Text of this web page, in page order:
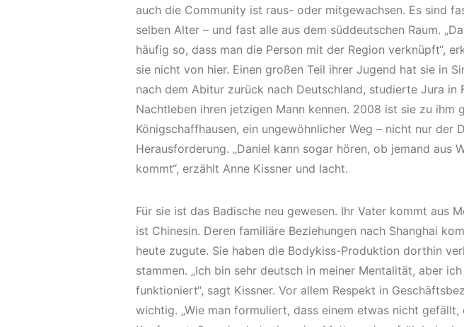
auch die Community ist raus- oder mitgewachsen. Es sind
selben Alter – und fast alle aus dem süddeutschen Raum.
häufig so, dass man die Person mit der Region verknüpft“,
sie nicht von hier. Einen großen Teil ihrer Jugend hat sie in
nach dem Abitur zurück nach Deutschland, studierte Jura in
Nachtleben ihren jetzigen Mann kennen. 2008 ist sie zu ihm
Königschaffhausen, ein ungewöhnlicher Weg – nicht nur der
Herausforderung. „Daniel kann sogar hören, ob jemand aus
kommt“, erzählt Anne Kissner und lacht.
Für sie ist das Badische neu gewesen. Ihr Vater kommt aus
ist Chinesin. Deren familiäre Beziehungen nach Shanghai
heute zugute. Sie haben die Bodykiss-Produktion dorthin
stammen. „Ich bin sehr deutsch in meiner Mentalität, aber
funktioniert“, sagt Kissner. Vor allem Respekt in
wichtig. „Wie man formuliert, dass einem etwas nicht gefällt,